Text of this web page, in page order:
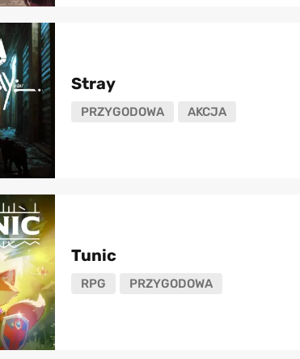
Stray
PRZYGODOWA AKCJA
Tunic
RPG PRZYGODOWA